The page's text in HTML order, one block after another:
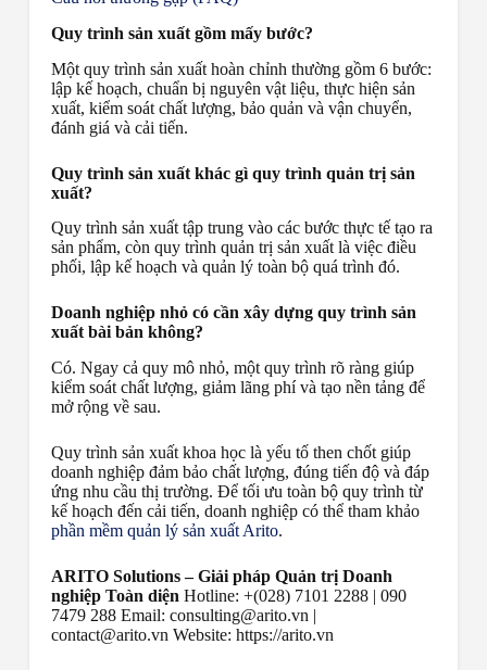
Quy trình sản xuất gồm mấy bước?
Một quy trình sản xuất hoàn chỉnh thường gồm 6 bước:
lập kế hoạch, chuẩn bị nguyên vật liệu, thực hiện sản
xuất, kiểm soát chất lượng, bảo quản và vận chuyển,
đánh giá và cải tiến.
Quy trình sản xuất khác gì quy trình quản trị sản
xuất?
Quy trình sản xuất tập trung vào các bước thực tế tạo ra
sản phẩm, còn quy trình quản trị sản xuất là việc điều
phối, lập kế hoạch và quản lý toàn bộ quá trình đó.
Doanh nghiệp nhỏ có cần xây dựng quy trình sản
xuất bài bản không?
Có. Ngay cả quy mô nhỏ, một quy trình rõ ràng giúp
kiểm soát chất lượng, giảm lãng phí và tạo nền tảng để
mở rộng về sau.
Quy trình sản xuất khoa học là yếu tố then chốt giúp
doanh nghiệp đảm bảo chất lượng, đúng tiến độ và đáp
ứng nhu cầu thị trường. Để tối ưu toàn bộ quy trình từ
kế hoạch đến cải tiến, doanh nghiệp có thể tham khảo
phần mềm quản lý sản xuất Arito.
ARITO Solutions – Giải pháp Quản trị Doanh
nghiệp Toàn diện Hotline: +(028) 7101 2288 | 090
7479 288 Email: consulting@arito.vn |
contact@arito.vn Website: https://arito.vn